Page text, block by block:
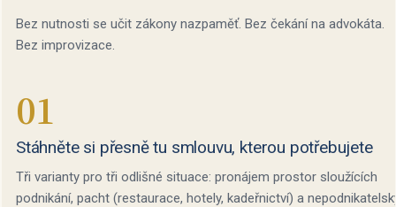
Bez nutnosti se učit zákony nazpaměť. Bez čekání na advokáta.
Bez improvizace.
01
Stáhněte si přesně tu smlouvu, kterou potřebujete
Tři varianty pro tři odlišné situace: pronájem prostor sloužících
podnikání, pacht (restaurace, hotely, kadeřnictví) a